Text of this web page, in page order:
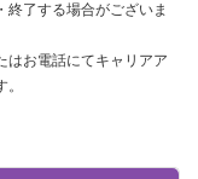
了する場合がございま
お電話にてキャリアア